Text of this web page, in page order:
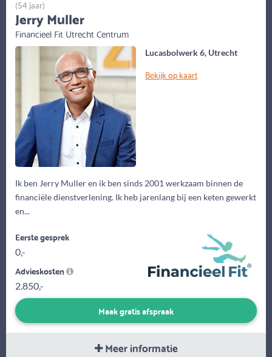
Lucasbolwerk 6, Utrecht
Bekijk op kaart
Ik ben Jerry Muller en ik ben sinds 2001 werkzaam binnen de
financiële dienstverlening. Ik heb jarenlang bij een keten gewerkt
en...
(54 jaar)
Jerry Muller
Financieel Fit Utrecht Centrum
Eerste gesprek
0,-
Advieskosten
2.850,-
Maak gratis afspraak
Meer informatie